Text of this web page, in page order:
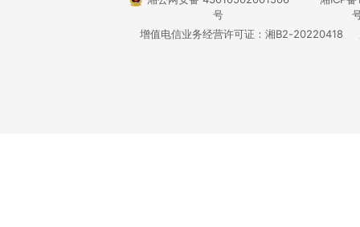
号
增值电信业务经营许可证：湘B2-20220418